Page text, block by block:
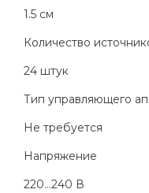
1.5 см
Количество
24 штук
Тип управляющего
Не требуется
Напряжение
220...240 В